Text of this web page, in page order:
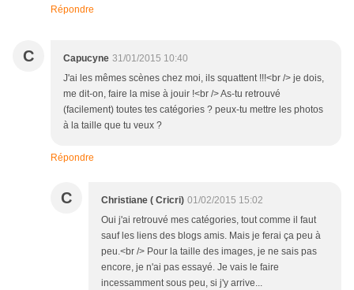
Répondre
C Capucyne 31/01/2015 10:40
J'ai les mêmes scènes chez moi, ils squattent !!!<br /> je dois,
me dit-on, faire la mise à jouir !<br /> As-tu retrouvé
(facilement) toutes tes catégories ? peux-tu mettre les photos
à la taille que tu veux ?
Répondre
C Christiane ( Cricri) 01/02/2015 15:02
Oui j'ai retrouvé mes catégories, tout comme il faut
sauf les liens des blogs amis. Mais je ferai ça peu à
peu.<br /> Pour la taille des images, je ne sais pas
encore, je n'ai pas essayé. Je vais le faire
incessamment sous peu, si j'y arrive...